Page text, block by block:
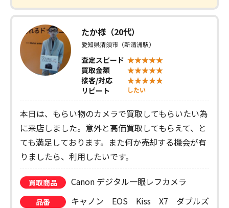
たか様（20代）
愛知県清須市（新清洲駅）
査定スピード
買取金額
接客/対応
リピート
したい
本日は、もらい物のカメラで買取してもらいたい為
に来店しました。意外と高価買取してもらえて、と
ても満足しております。また何か売却する機会が有
りましたら、利用したいです。
買取商品 Canon デジタル一眼レフカメラ
品番
キャノン EOS Kiss X7 ダブルズ